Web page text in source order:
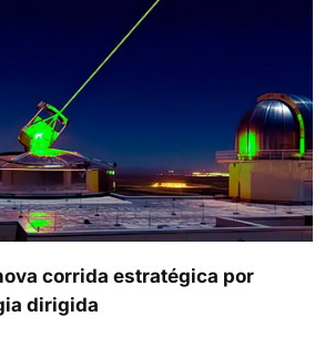
corrida estratégica por
dirigida